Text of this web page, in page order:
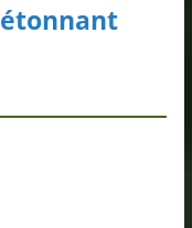
étonnant